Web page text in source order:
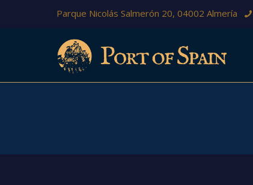
Parque Nicolás Salmerón 20, 04002 Almería